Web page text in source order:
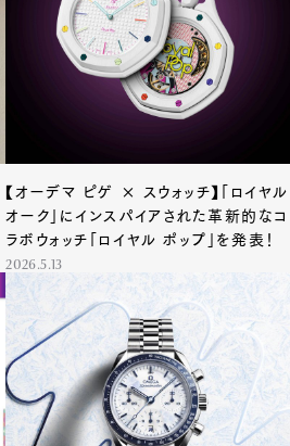
【オーデマ ピゲ × スウォッチ】「ロイヤル
オーク」にインスパイアされた革新的なコ
ラボウォッチ「ロイヤル ポップ」を発表！
2026.5.13